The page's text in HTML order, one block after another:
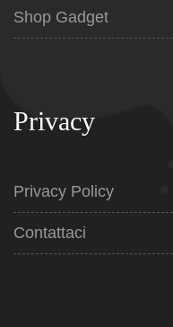
Shop Gadget
Privacy
Privacy Policy
Contattaci